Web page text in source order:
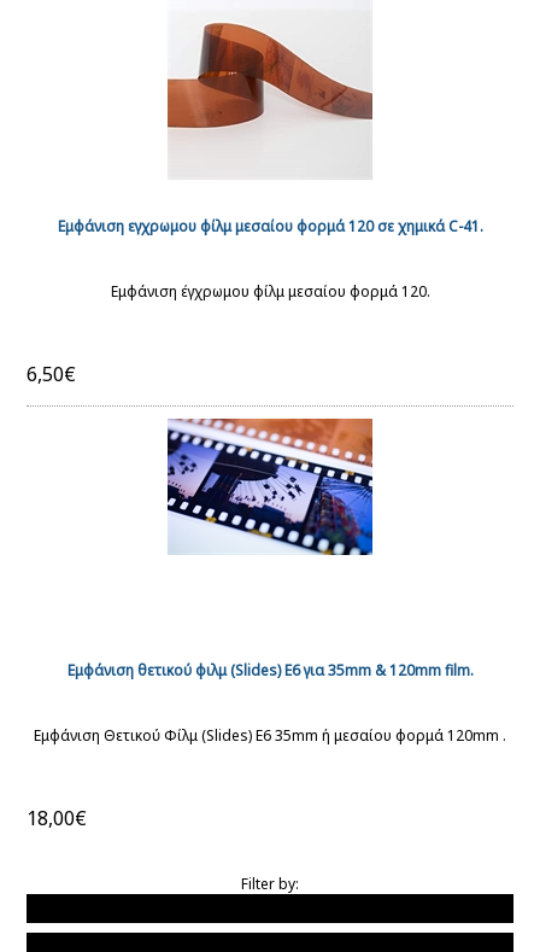
Εμφάνιση εγχρωμου φίλμ μεσαίου φορμά 120 σε χημικά C-41.
Εμφάνιση έγχρωμου φίλμ μεσαίου φορμά 120.
6,50€
Εμφάνιση θετικού φιλμ (Slides) E6 για 35mm & 120mm film.
Εμφάνιση Θετικού Φίλμ (Slides) E6 35mm ή μεσαίου φορμά 120mm .
18,00€
Filter by: